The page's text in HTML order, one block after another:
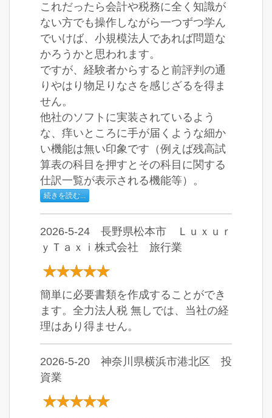
これだったら会計や税務に全く知識が
ない方でも操作しながら一つずつ学ん
でいけば、小規模法人であれば問題な
かろうかと思われます。
ですが、経験者からすると前評判の通
りやはり物足りなさを感じざるを得ま
せん。
他社のソフトに実装されているよう
な、痒いところに手が届くような細か
い機能は無い印象です（例えば残高試
算表の科目を押すとその科目に関する
仕訳一覧が表示される機能等）。
続きを読む...
2026-5-24 長野県松本市 Ｌｕｘｕｒ
ｙＴａｘｉ株式会社 旅行業
簡単に必要書類を作成することができ
ます。全力法人税 無しでは、当社の経
理はあり得ません。
2026-5-20 神奈川県横浜市港北区 投
資業